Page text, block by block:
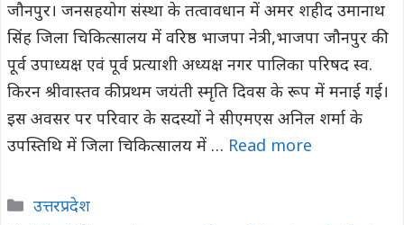
जौनपुर। जनसहयोग संस्था के तत्वावधान में अमर शहीद उमानाथ
सिंह जिला चिकित्सालय में वरिष्ठ भाजपा नेत्री,भाजपा जौनपुर की
पूर्व उपाध्यक्ष एवं पूर्व प्रत्याशी अध्यक्ष नगर पालिका परिषद स्व.
किरन श्रीवास्तव की प्रथम जयंती स्मृति दिवस के रूप में मनाई गई।
इस अवसर पर परिवार के सदस्यों ने सीएमएस अनिल शर्मा के
उपस्तिथि में जिला चिकित्सालय में … Read more
Categories
उत्तरप्रदेश